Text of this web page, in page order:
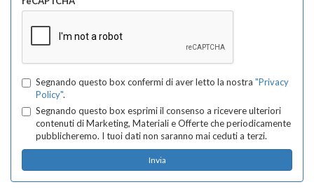
Segnando questo box confermi di aver letto la nostra "Privacy
Policy".
Segnando questo box esprimi il consenso a ricevere ulteriori
contenuti di Marketing, Materiali e Offerte che periodicamente
pubblicheremo. I tuoi dati non saranno mai ceduti a terzi.